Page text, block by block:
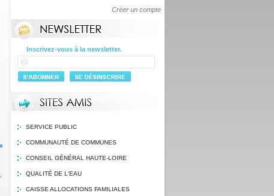
Créer un compte
Inscrivez-vous à la newsletter.
SERVICE PUBLIC
COMMUNAUTÉ DE COMMUNES
CONSEIL GÉNÉRAL HAUTE-LOIRE
QUALITÉ DE L'EAU
CAISSE ALLOCATIONS FAMILIALES